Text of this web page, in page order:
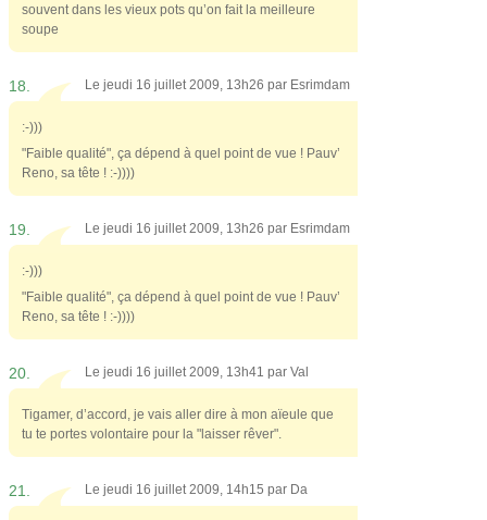
souvent dans les vieux pots qu’on fait la meilleure
soupe
18. Le jeudi 16 juillet 2009, 13h26 par Esrimdam
:-)))
"Faible qualité", ça dépend à quel point de vue ! Pauv’
Reno, sa tête ! :-))))
19. Le jeudi 16 juillet 2009, 13h26 par Esrimdam
:-)))
"Faible qualité", ça dépend à quel point de vue ! Pauv’
Reno, sa tête ! :-))))
20. Le jeudi 16 juillet 2009, 13h41 par Val
Tigamer, d’accord, je vais aller dire à mon aïeule que
tu te portes volontaire pour la "laisser rêver".
21. Le jeudi 16 juillet 2009, 14h15 par Da